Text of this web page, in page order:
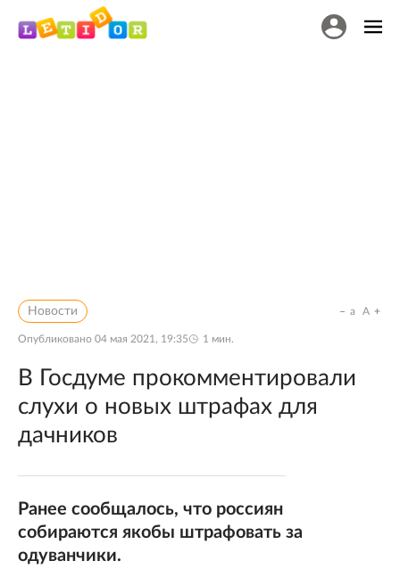
Новости
Опубликовано 04 мая 2021, 19:35 1 мин.
a A
В Госдуме прокомментировали
слухи о новых штрафах для
дачников
Ранее сообщалось, что россиян
собираются якобы штрафовать за
одуванчики.